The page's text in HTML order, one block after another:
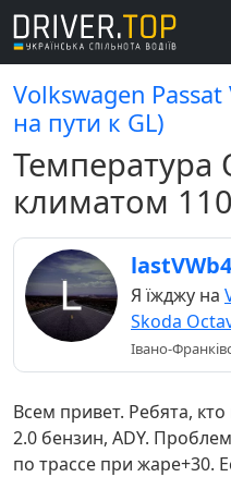
Volkswagen
на пути к GL)
климатом
lastVWb4
Я їжджу на
Skoda
Івано-
Всем привет. Ребята,
2.0 бензин, ADY.
по трассе при жаре+30.